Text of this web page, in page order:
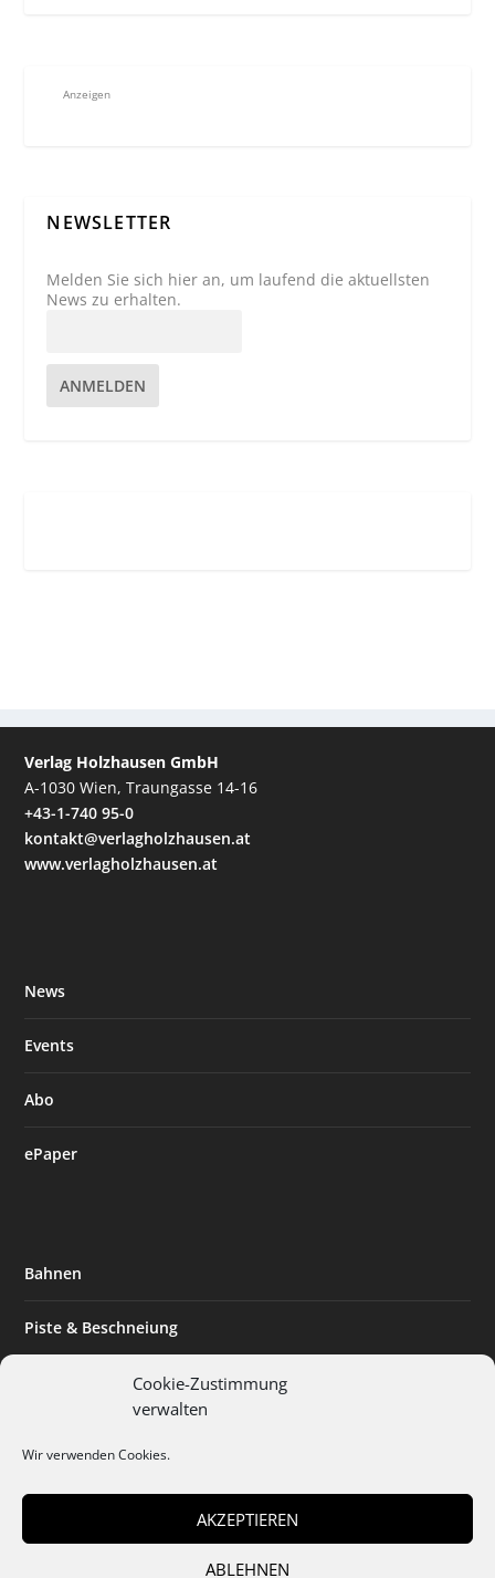
Cookie-Zustimmung
verwalten
Wir verwenden Cookies.
AKZEPTIEREN
ABLEHNEN
Anzeigen
NEWSLETTER
Melden Sie sich hier an, um laufend die aktuellsten
News zu erhalten.
ANMELDEN
Verlag Holzhausen GmbH
A-1030 Wien, Traungasse 14-16
+43-1-740 95-0
kontakt@verlagholzhausen.at
www.verlagholzhausen.at
News
Events
Abo
ePaper
Bahnen
Piste & Beschneiung
Expertise & Technik